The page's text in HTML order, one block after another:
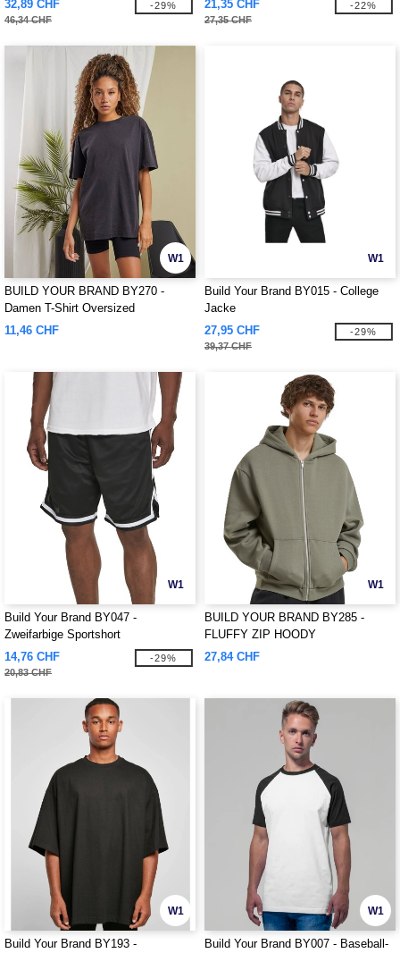
32,89 CHF
46,34 CHF
-29% 21,35 CHF
27,35 CHF
-22%
W1
BUILD YOUR BRAND BY270 -
Damen T-Shirt Oversized
11,46 CHF
W1
Build Your Brand BY015 - College
Jacke
27,95 CHF
39,37 CHF
-29%
W1
Build Your Brand BY047 -
Zweifarbige Sportshort
14,76 CHF
20,83 CHF
-29%
W1
BUILD YOUR BRAND BY285 -
FLUFFY ZIP HOODY
27,84 CHF
W1
Build Your Brand BY193 -
W1
Build Your Brand BY007 - Baseball-